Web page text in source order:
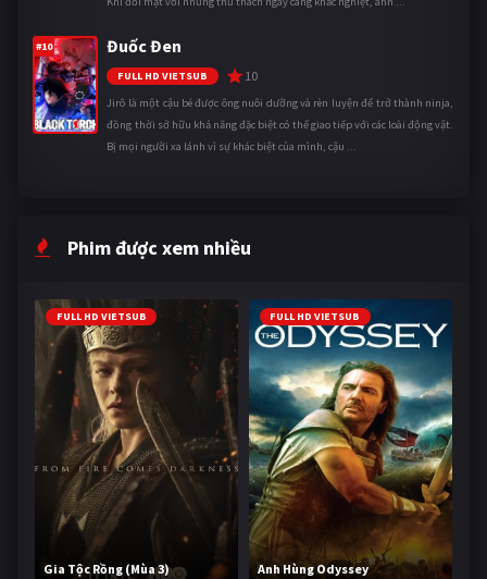
#10 Đuốc Đen
FULL HD VIETSUB 10
Jirô là một cậu bé được ông nuôi dưỡng và rèn luyện để trở thành ninja,
đồng thời sở hữu khả năng đặc biệt có thể giao tiếp với các loài động vật.
Bị mọi người xa lánh vì sự khác biệt của mình, cậu ...
Phim được xem nhiều
FULL HD VIETSUB
Gia Tộc Rồng (Mùa 3)
FULL HD VIETSUB
Anh Hùng Odyssey